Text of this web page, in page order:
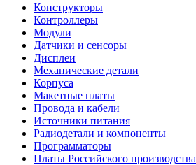
Конструкторы
Контроллеры
Модули
Датчики и сенсоры
Дисплеи
Механические детали
Корпуса
Макетные платы
Провода и кабели
Источники питания
Радиодетали и компоненты
Программаторы
Платы Российского производства